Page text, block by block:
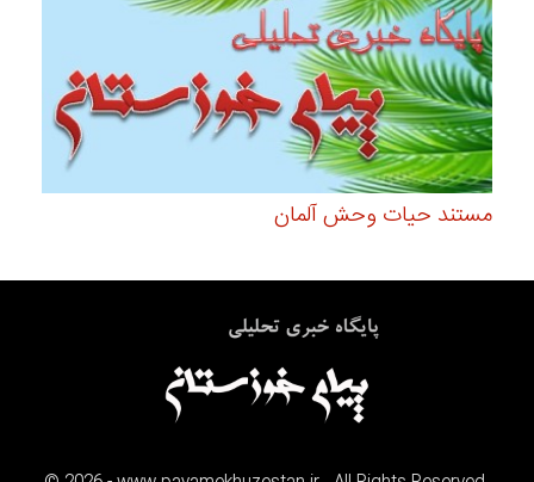
مستند حیات وحش آلمان